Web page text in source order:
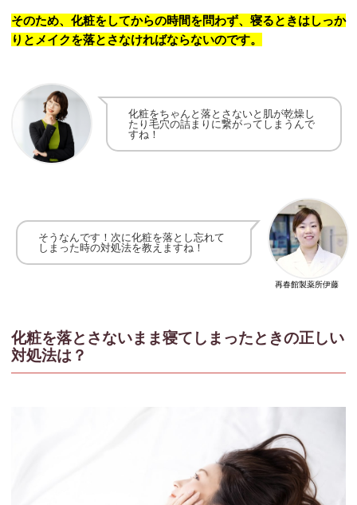
そのため、化粧をしてからの時間を問わず、寝るときはしっか
りとメイクを落とさなければならないのです。
化粧をちゃんと落とさないと肌が乾燥し
たり毛穴の詰まりに繋がってしまうんで
すね！
再春館製薬所伊藤
そうなんです！次に化粧を落とし忘れて
しまった時の対処法を教えますね！
化粧を落とさないまま寝てしまったときの正しい
対処法は？